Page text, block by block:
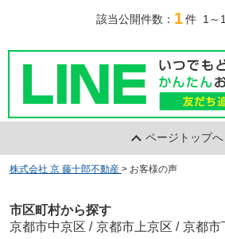
該当公開件数： 1件 1～
ページトップへ
株式会社 京 藤十郎不動産 > お客様の声
市区町村から探す
京都市中京区 / 京都市上京区 / 京都市